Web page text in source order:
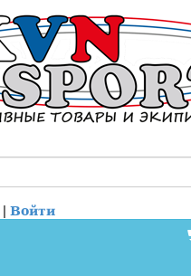
| Войти